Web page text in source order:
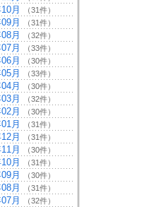
月 （31件）
月 （31件）
月 （32件）
月 （33件）
月 （30件）
月 （33件）
月 （30件）
月 （32件）
月 （30件）
月 （31件）
月 （31件）
月 （30件）
月 （31件）
月 （30件）
月 （31件）
月 （32件）